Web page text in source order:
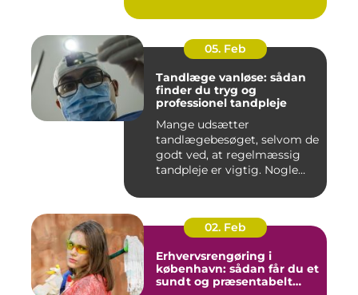
05. Feb
Tandlæge vanløse: sådan
finder du tryg og
professionel tandpleje
Mange udsætter
tandlægebesøget, selvom de
godt ved, at regelmæssig
tandpleje er vigtig. Nogle
02. Feb
Erhvervsrengøring i
københavn: sådan får du et
sundt og præsentabelt